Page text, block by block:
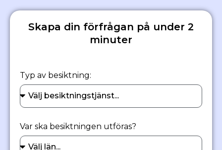
Skapa din förfrågan på under 2
minuter
Typ av besiktning:
Var ska besiktningen utföras?